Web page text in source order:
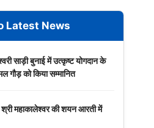
Latest News
साड़ी बुनाई में उत्कृष्ट योगदान के
गौड़ को किया सम्मानित
महाकालेश्‍वर की शयन आरती में